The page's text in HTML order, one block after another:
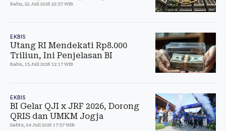
Rabu, 22 Juli 2026 22:57 WIB
EKBIS
Utang RI Mendekati Rp8.000
Triliun, Ini Penjelasan BI
Rabu, 15 Juli 2026 12:17 WIB
EKBIS
BI Gelar QJI x JRF 2026, Dorong
QRIS dan UMKM Jogja
Sabtu, 04 Juli 2026 17:57 WIB